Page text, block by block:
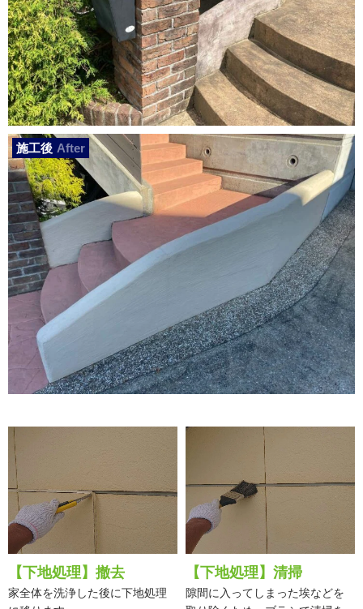
施工後 After
【下地処理】撤去
家全体を洗浄した後に下地処理
【下地処理】清掃
隙間に入ってしまった埃などを